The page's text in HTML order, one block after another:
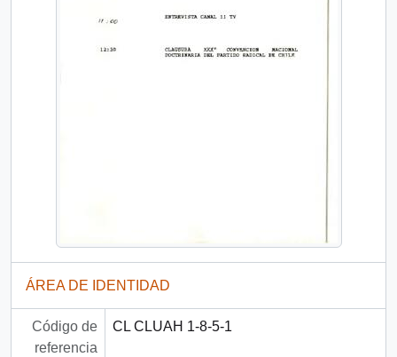
ÁREA DE IDENTIDAD
Código de
referencia
CL CLUAH 1-8-5-1